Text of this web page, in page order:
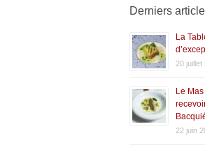
Derniers
La
20 juillet
Le
22 juin